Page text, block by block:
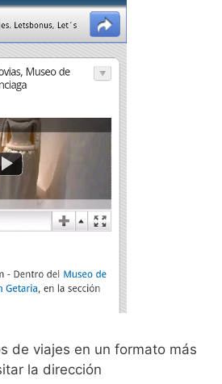
de viajes en un formato más
la dirección